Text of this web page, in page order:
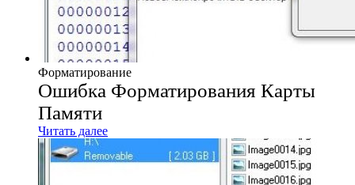
Форматирование
Ошибка Форматирования Карты
Памяти
Читать далее